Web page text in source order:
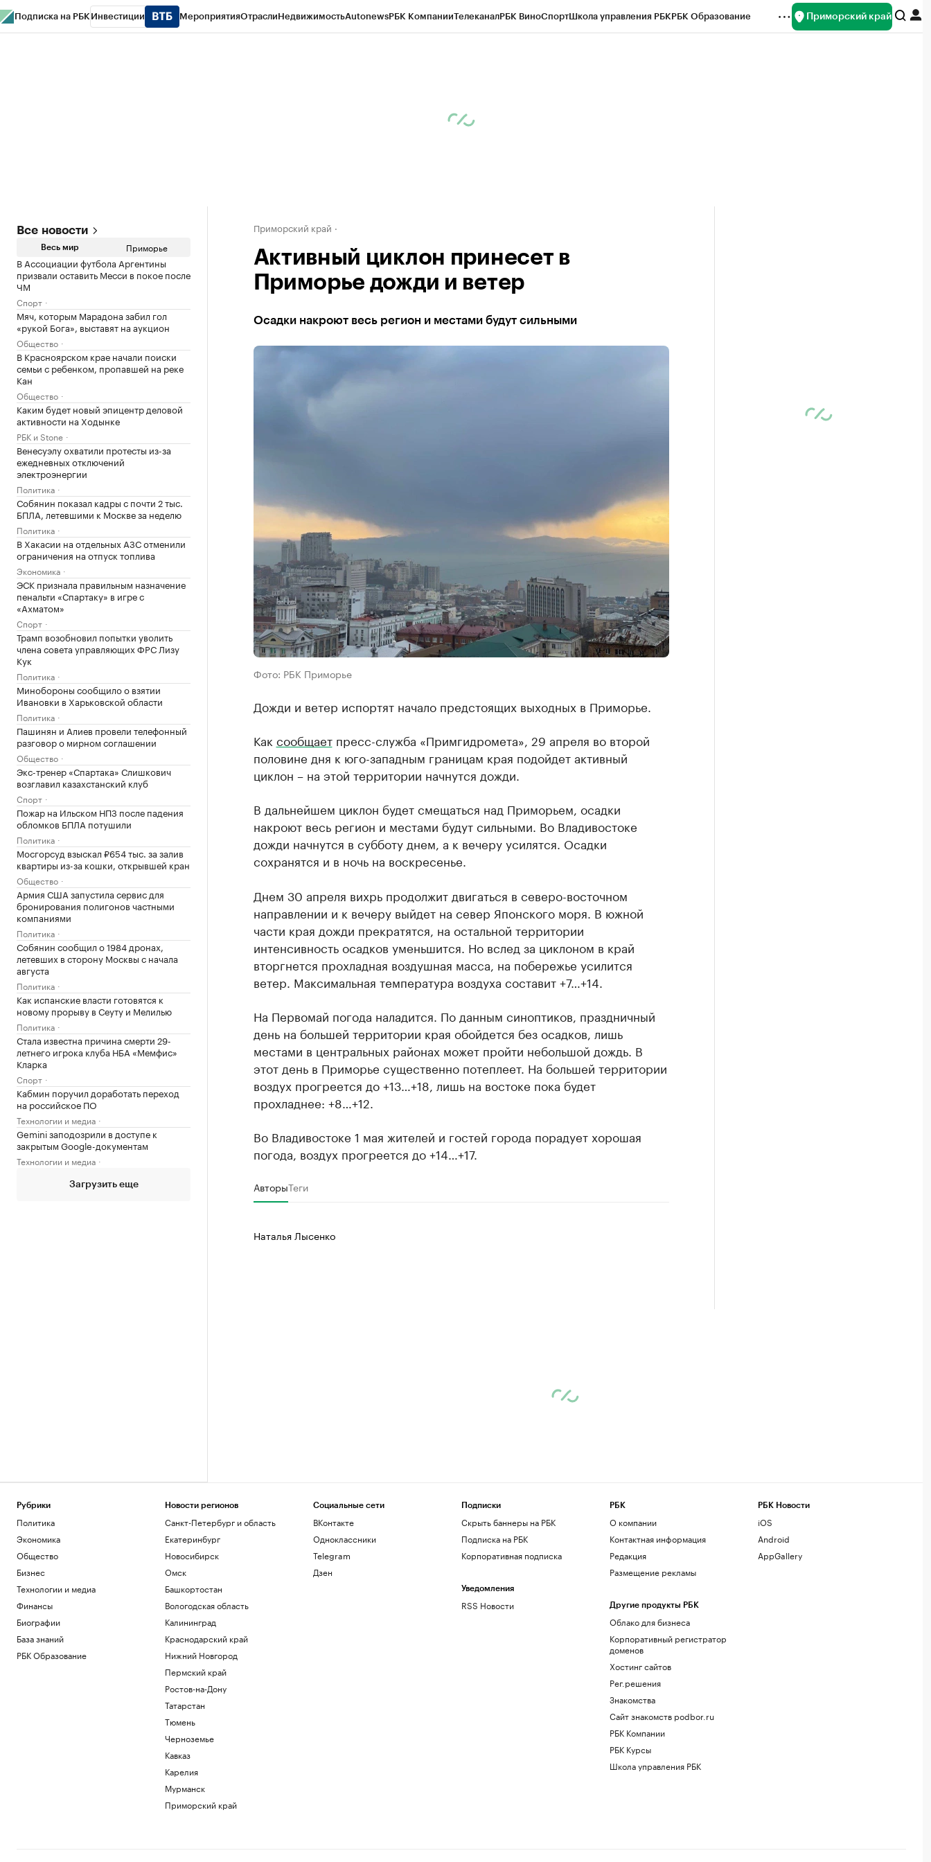
Подписка на РБК Инвестиции МероприятияОтраслиНедвижимостьAutonewsРБК КомпанииТелеканалРБК ВиноСпортШкола управления РБКРБК Образование Приморский край
Все новости
Весь мир Приморье
В Ассоциации футбола Аргентины
призвали оставить Месси в покое после
ЧМ
Спорт
Мяч, которым Марадона забил гол
«рукой Бога», выставят на аукцион
Общество
В Красноярском крае начали поиски
семьи с ребенком, пропавшей на реке
Кан
Общество
Каким будет новый эпицентр деловой
активности на Ходынке
РБК и Stone
Венесуэлу охватили протесты из-за
ежедневных отключений
электроэнергии
Политика
Собянин показал кадры с почти 2 тыс.
БПЛА, летевшими к Москве за неделю
Политика
В Хакасии на отдельных АЗС отменили
ограничения на отпуск топлива
Экономика
ЭСК признала правильным назначение
пенальти «Спартаку» в игре с
«Ахматом»
Спорт
Трамп возобновил попытки уволить
члена совета управляющих ФРС Лизу
Кук
Политика
Минобороны сообщило о взятии
Ивановки в Харьковской области
Политика
Пашинян и Алиев провели телефонный
разговор о мирном соглашении
Общество
Экс-тренер «Спартака» Слишкович
возглавил казахстанский клуб
Спорт
Пожар на Ильском НПЗ после падения
обломков БПЛА потушили
Политика
Мосгорсуд взыскал ₽654 тыс. за залив
квартиры из-за кошки, открывшей кран
Общество
Армия США запустила сервис для
бронирования полигонов частными
компаниями
Политика
Собянин сообщил о 1984 дронах,
летевших в сторону Москвы с начала
августа
Политика
Как испанские власти готовятся к
новому прорыву в Сеуту и Мелилью
Политика
Стала известна причина смерти 29-
летнего игрока клуба НБА «Мемфис»
Кларка
Спорт
Кабмин поручил доработать переход
на российское ПО
Технологии и медиа
Gemini заподозрили в доступе к
закрытым Google-документам
Технологии и медиа
Загрузить еще
Приморский край
Активный циклон принесет в
Приморье дожди и ветер
Осадки накроют весь регион и местами будут сильными
Фото: РБК Приморье
Дожди и ветер испортят начало предстоящих выходных в Приморье.
Как сообщаетпресс-служба «Примгидромета», 29 апреля во второй
половине дня к юго-западным границам края подойдет активный
циклон – на этой территории начнутся дожди.
В дальнейшем циклон будет смещаться над Приморьем, осадки
накроют весь регион и местами будут сильными. Во Владивостоке
дожди начнутся в субботу днем, а к вечеру усилятся. Осадки
сохранятся и в ночь на воскресенье.
Днем 30 апреля вихрь продолжит двигаться в северо-восточном
направлении и к вечеру выйдет на север Японского моря. В южной
части края дожди прекратятся, на остальной территории
интенсивность осадков уменьшится. Но вслед за циклоном в край
вторгнется прохладная воздушная масса, на побережье усилится
ветер. Максимальная температура воздуха составит +7…+14.
На Первомай погода наладится. По данным синоптиков, праздничный
день на большей территории края обойдется без осадков, лишь
местами в центральных районах может пройти небольшой дождь. В
этот день в Приморье существенно потеплеет. На большей территории
воздух прогреется до +13…+18, лишь на востоке пока будет
прохладнее: +8…+12.
Во Владивостоке 1 мая жителей и гостей города порадует хорошая
погода, воздух прогреется до +14…+17.
АвторыТеги
Наталья Лысенко
Рубрики
Политика
Экономика
Общество
Бизнес
Технологии и медиа
Финансы
Биографии
База знаний
РБК Образование
Новости регионов
Санкт-Петербург и область
Екатеринбург
Новосибирск
Омск
Башкортостан
Вологодская область
Калининград
Краснодарский край
Нижний Новгород
Пермский край
Ростов-на-Дону
Татарстан
Тюмень
Черноземье
Кавказ
Карелия
Мурманск
Приморский край
Социальные сети
ВКонтакте
Одноклассники
Telegram
Дзен
Подписки
Скрыть баннеры на РБК
Подписка на РБК
Корпоративная подписка
Уведомления
RSS Новости
РБК
О компании
Контактная информация
Редакция
Размещение рекламы
Другие продукты РБК
Облако для бизнеса
Корпоративный регистратор
доменов
Хостинг сайтов
Рег.решения
Знакомства
Сайт знакомств podbor.ru
РБК Компании
РБК Курсы
Школа управления РБК
РБК Новости
iOS
Android
AppGallery